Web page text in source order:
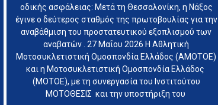
οδικής ασφάλειας: Μετά τη Θεσσαλονίκη, η Νάξος
έγινε ο δεύτερος σταθμός της πρωτοβουλίας για την
αναβάθμιση του προστατευτικού εξοπλισμού των
αναβατών . 27 Μαΐου 2026 Η Αθλητική
Μοτοσυκλετιστική Ομοσπονδία Ελλάδος (ΑΜΟΤΟΕ)
και η Μοτοσυκλετιστική Ομοσπονδία Ελλάδος
(ΜΟΤΟΕ), με τη συνεργασία του Ινστιτούτου
ΜΟΤΟΘΕΣΙΣ και την υποστήριξη του